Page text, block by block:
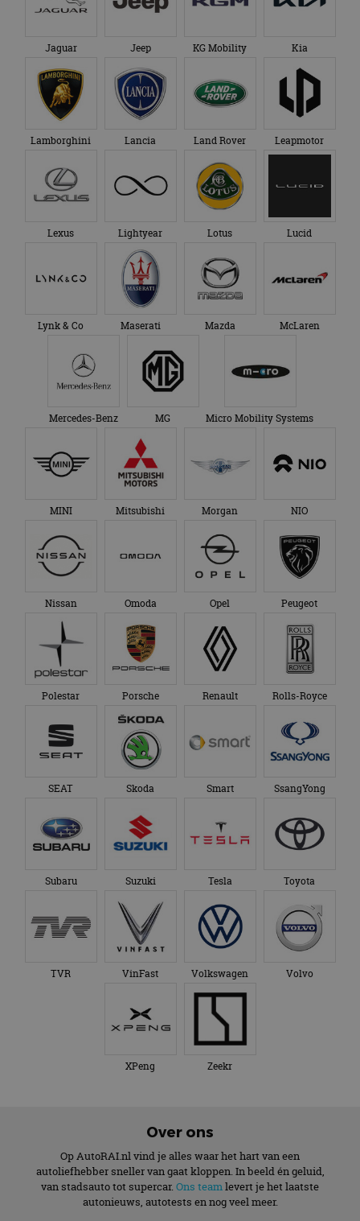
Jaguar Jeep KG Mobility Kia
Lamborghini Lancia Land Rover Leapmotor
Lexus Lightyear Lotus Lucid
Lynk & Co Maserati Mazda McLaren
Mercedes-Benz MG Micro Mobility Systems
MINI Mitsubishi Morgan NIO
Nissan Omoda Opel Peugeot
Polestar Porsche Renault Rolls-Royce
SEAT Skoda Smart SsangYong
Subaru Suzuki Tesla Toyota
TVR VinFast Volkswagen Volvo
XPeng Zeekr
Over ons
Op AutoRAI.nl vind je alles waar het hart van een
autoliefhebber sneller van gaat kloppen. In beeld én geluid,
van stadsauto tot supercar. Ons teamlevert je het laatste
autonieuws, autotests en nog veel meer.